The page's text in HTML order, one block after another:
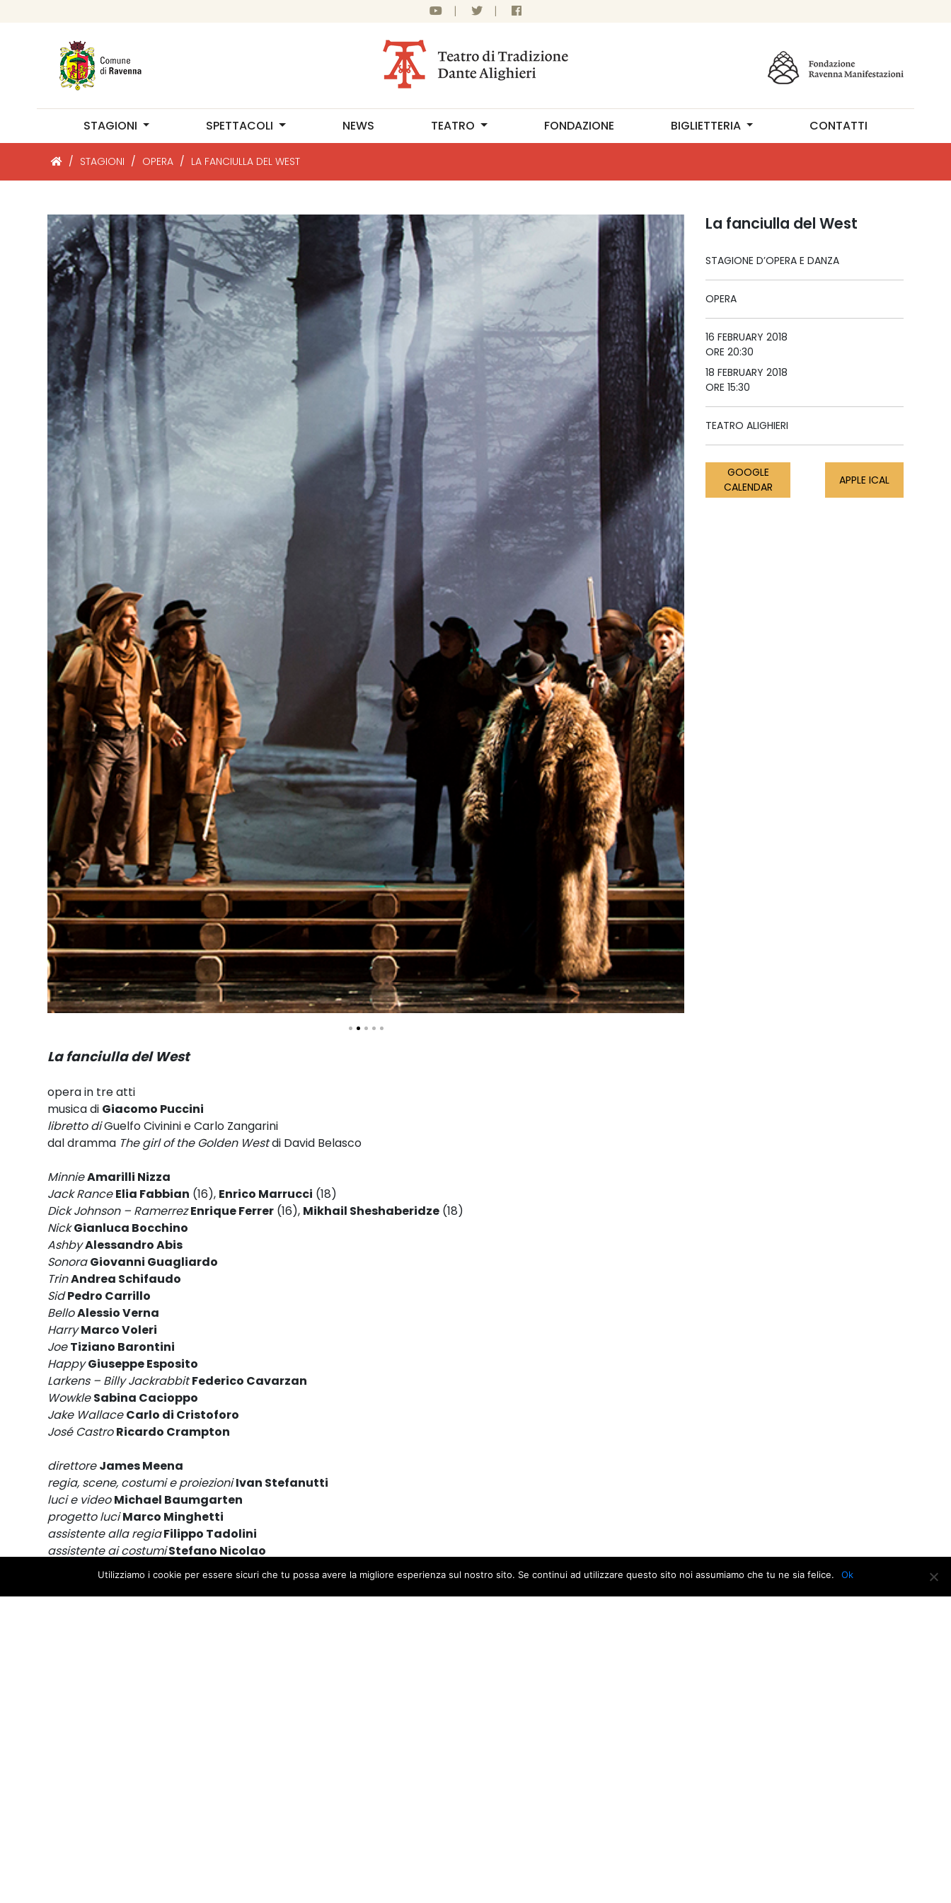
| |
STAGIONI SPETTACOLI NEWS TEATRO FONDAZIONE BIGLIETTERIA CONTATTI
/ STAGIONI / OPERA / LA FANCIULLA DEL WEST
La fanciulla del West
opera in tre atti
musica di Giacomo Puccini
libretto diGuelfo Civinini e Carlo Zangarini
dal dramma The girl of the Golden Westdi David Belasco
MinnieAmarilli Nizza
Jack Rance Elia Fabbian (16), Enrico Marrucci (18)
Dick Johnson – Ramerrez Enrique Ferrer (16), Mikhail Sheshaberidze (18)
Nick Gianluca Bocchino
AshbyAlessandro Abis
Sonora Giovanni Guagliardo
TrinAndrea Schifaudo
Sid Pedro Carrillo
BelloAlessio Verna
Harry Marco Voleri
Joe Tiziano Barontini
Happy Giuseppe Esposito
Larkens – Billy Jackrabbit Federico Cavarzan
Wowkle Sabina Cacioppo
Jake Wallace Carlo di Cristoforo
José Castro Ricardo Crampton
direttore James Meena
regia, scene, costumi e proiezioni Ivan Stefanutti
luci e video Michael Baumgarten
progetto luci Marco Minghetti
assistente alla regiaFilippo Tadolini
assistente ai costumiStefano Nicolao
maestro d’armi
Kara Wooten
Orchestra della Toscana
La fanciulla del West
STAGIONE D’OPERA E DANZA
OPERA
16 FEBRUARY 2018
ORE 20:30
18 FEBRUARY 2018
ORE 15:30
TEATRO ALIGHIERI
GOOGLE
CALENDAR
APPLE ICAL
Utilizziamo i cookie per essere sicuri che tu possa avere la migliore esperienza sul nostro sito. Se continui ad utilizzare questo sito noi assumiamo che tu ne sia felice. Ok